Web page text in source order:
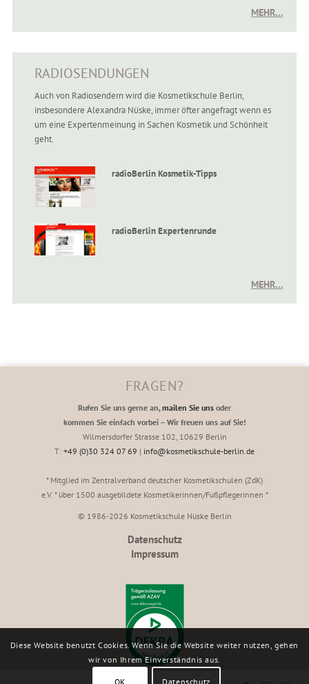
MEHR…
RADIOSENDUNGEN
Auch von Radiosendern wird die Kosmetikschule Berlin,
insbesondere Alexandra Nüske, immer öfter angefragt wenn es
um eine Expertenmeinung in Sachen Kosmetik und Schönheit
geht.
radioBerlin Kosmetik-Tipps
radioBerlin Expertenrunde
MEHR…
FRAGEN?
Rufen Sie uns gerne an,mailen Sie uns oder
kommen Sie einfach vorbei – Wir freuen uns auf Sie!
Wilmersdorfer Strasse 102, 10629 Berlin
T: +49 (0)30 324 07 69 | info@kosmetikschule-berlin.de
* Mitglied im Zentralverband deutscher Kosmetikschulen (ZdK)
e.V. * über 1500 ausgebildete Kosmetikerinnen/Fußpflegerinnen *
© 1986-2026 Kosmetikschule Nüske Berlin
Datenschutz
Impressum
Diese Website benutzt Cookies. Wenn Sie die Website weiter nutzen, gehen
wir von Ihrem Einverständnis aus.
OK Datenschutz